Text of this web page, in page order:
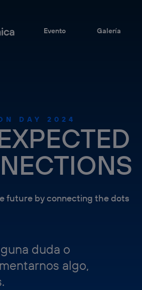
Evento Galería
DAY 2024
future by connecting the dots
duda o
algo,